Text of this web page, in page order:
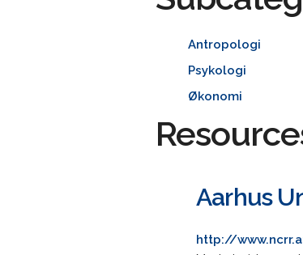
Antropologi
Psykologi
Økonomi
Aarhus
http://